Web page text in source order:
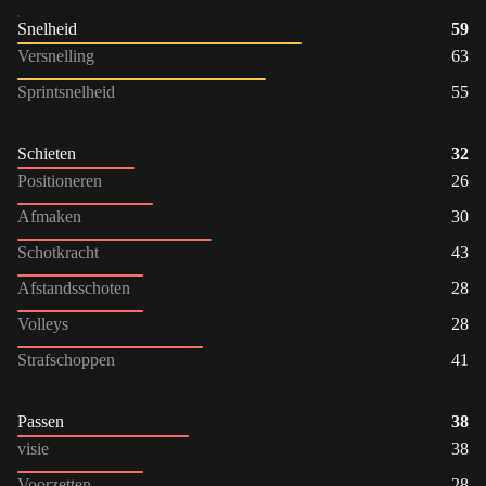
Snelheid
59
Versnelling
63
Sprintsnelheid
55
Schieten
32
Positioneren
26
Afmaken
30
Schotkracht
43
Afstandsschoten
28
Volleys
28
Strafschoppen
41
Passen
38
visie
38